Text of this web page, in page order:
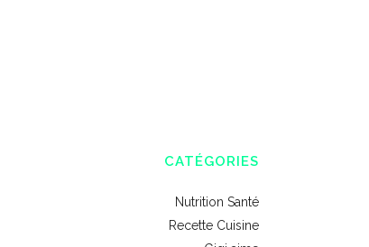
CATÉGORIES
Nutrition Santé
Recette Cuisine